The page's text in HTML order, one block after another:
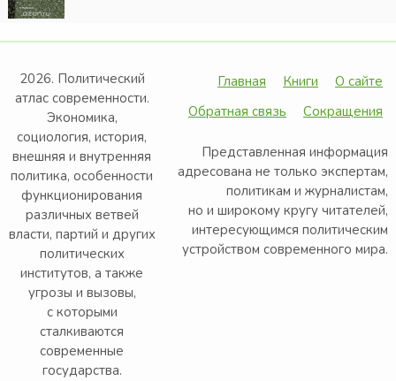
2026. Политический
атлас современности.
Экономика,
социология, история,
внешняя и внутренняя
политика, особенности
функционирования
различных ветвей
власти, партий и других
политических
институтов, а также
угрозы и вызовы,
с которыми
сталкиваются
современные
государства.
Главная Книги
О сайте
Обратная связь
Сокращения
Представленная информация
адресована не только экспертам,
политикам и журналистам,
но и широкому кругу читателей,
интересующимся политическим
устройством современного мира.